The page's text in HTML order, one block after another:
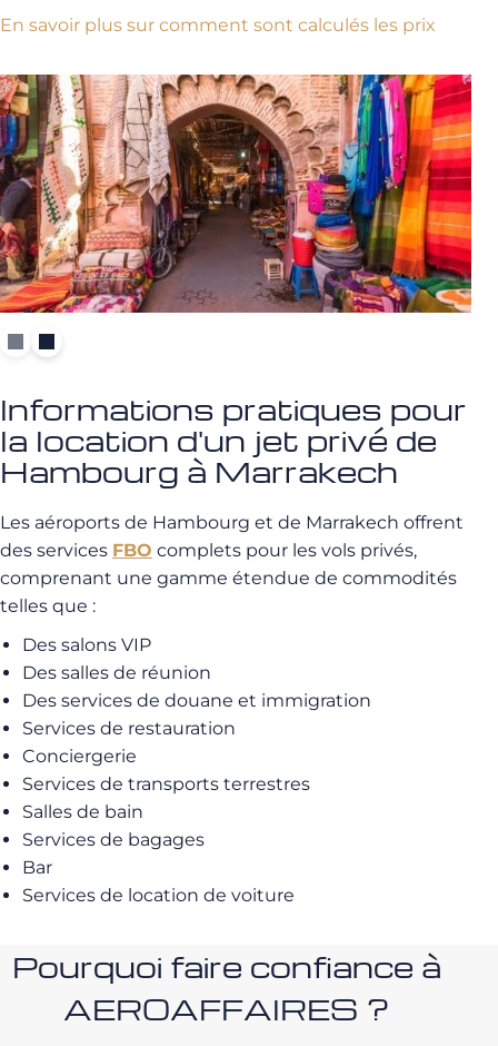
En savoir plus sur comment sont calculés les prix
Informations pratiques pour
la location d'un jet privé de
Hambourg à Marrakech
Les aéroports de Hambourg et de Marrakech offrent
des services FBO complets pour les vols privés,
comprenant une gamme étendue de commodités
telles que :
Des salons VIP
Des salles de réunion
Des services de douane et immigration
Services de restauration
Conciergerie
Services de transports terrestres
Salles de bain
Services de bagages
Bar
Services de location de voiture
Pourquoi faire confiance à
AEROAFFAIRES ?